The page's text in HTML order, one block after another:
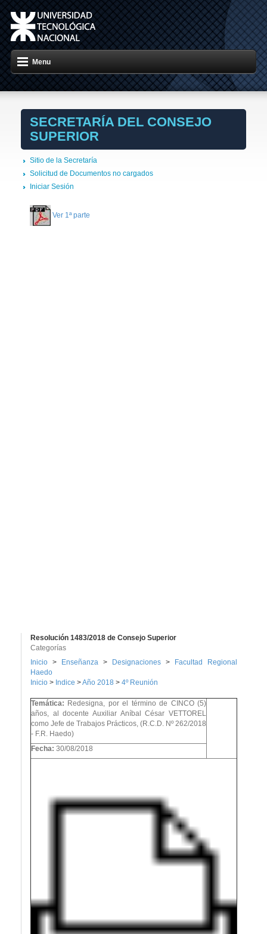
Menu
SECRETARÍA DEL CONSEJO
SUPERIOR
Sitio de la Secretaría
Solicitud de Documentos no cargados
Iniciar Sesión
Ver 1ª parte
Resolución 1483/2018 de Consejo Superior
Categorías
Inicio > Enseñanza > Designaciones >
Facultad Regional
Haedo
Inicio > Indice >Año 2018 > 4º Reunión
Temática: Redesigna, por el término de CINCO (5)
años, al docente Auxiliar Aníbal César VETTOREL
como Jefe de Trabajos Prácticos, (R.C.D. Nº 262/2018
- F.R. Haedo)
Fecha: 30/08/2018